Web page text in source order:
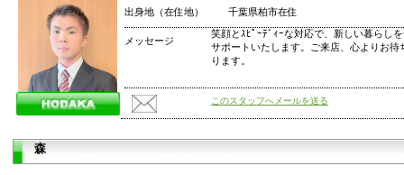
出身地（在住地）
千葉県柏市在住
笑顔とｽﾋﾟｰﾃﾞｨｰな対応で、新しい暮らし
サポートいたします。ご来店、心よりお待
ります。
メッセージ
このスタッフへメールを送る
森